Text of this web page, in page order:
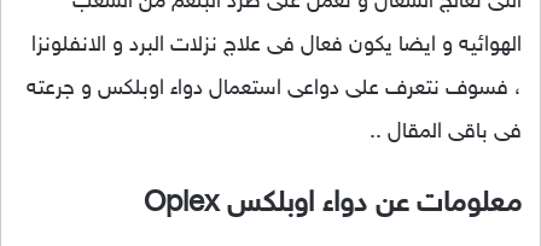
الهوائيه و ايضا يكون فعال فى علاج نزلات البرد و الانفلونزا
، فسوف نتعرف على دواعى استعمال دواء اوبلكس و جرعته
فى باقى المقال ..
معلومات عن دواء اوبلكس Oplex